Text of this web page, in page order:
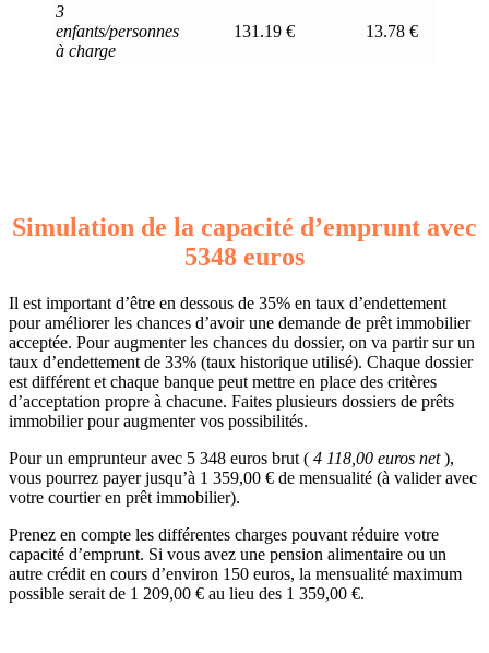
3
enfants/personnes
à charge
131.19 € 13.78 €
Simulation de la capacité d’emprunt avec
5348 euros
Il est important d’être en dessous de 35% en taux d’endettement
pour améliorer les chances d’avoir une demande de prêt immobilier
acceptée. Pour augmenter les chances du dossier, on va partir sur un
taux d’endettement de 33% (taux historique utilisé). Chaque dossier
est différent et chaque banque peut mettre en place des critères
d’acceptation propre à chacune. Faites plusieurs dossiers de prêts
immobilier pour augmenter vos possibilités.
Pour un emprunteur avec 5 348 euros brut ( 4 118,00 euros net),
vous pourrez payer jusqu’à 1 359,00 € de mensualité (à valider avec
votre courtier en prêt immobilier).
Prenez en compte les différentes charges pouvant réduire votre
capacité d’emprunt. Si vous avez une pension alimentaire ou un
autre crédit en cours d’environ 150 euros, la mensualité maximum
possible serait de 1 209,00 € au lieu des 1 359,00 €.